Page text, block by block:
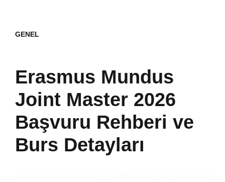
GENEL
Erasmus Mundus
Joint Master 2026
Başvuru Rehberi ve
Burs Detayları